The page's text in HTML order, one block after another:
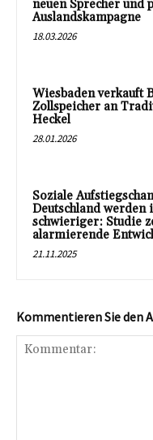
neuen Sprecher und
Auslandskampagne
18.03.2026
Wiesbaden verkauft
Zollspeicher an
Heckel
28.01.2026
Soziale
Deutschland werden
schwieriger: Studie
alarmierende
21.11.2025
Kommentieren Sie den